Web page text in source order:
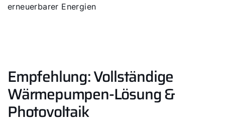
erneuerbarer Energien
Empfehlung: Vollständige
Wärmepumpen-Lösung &
Photovoltaik